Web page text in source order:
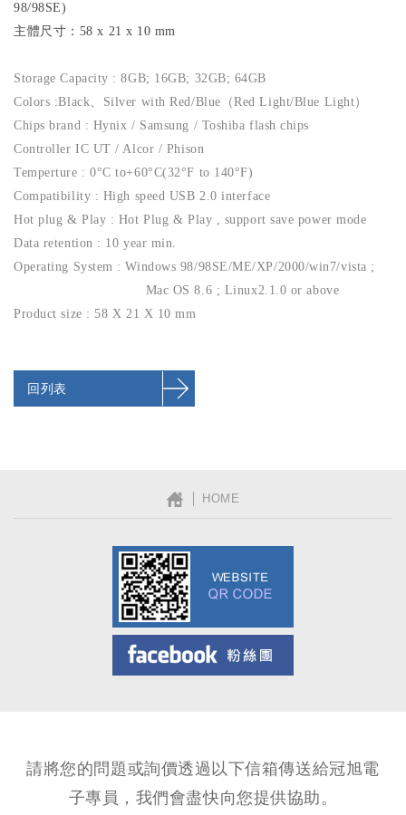
98/98SE)
主體尺寸：58 x 21 x 10 mm
Storage Capacity : 8GB; 16GB; 32GB; 64GB
Colors :Black、Silver with Red/Blue（Red Light/Blue Light）
Chips brand : Hynix / Samsung / Toshiba flash chips
Controller IC UT / Alcor / Phison
Temperture : 0°C to+60°C(32°F to 140°F)
Compatibility : High speed USB 2.0 interface
Hot plug & Play : Hot Plug & Play , support save power mode
Data retention : 10 year min.
Operating System : Windows 98/98SE/ME/XP/2000/win7/vista ;
Mac OS 8.6 ; Linux2.1.0 or above
Product size : 58 X 21 X 10 mm
回列表
│ HOME
請將您的問題或詢價透過以下信箱傳送給冠旭電
子專員，我們會盡快向您提供協助。